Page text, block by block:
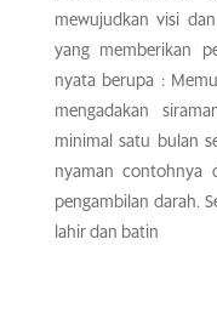
mewujudkan visi
yang memberikan
nyata berupa :
mengadakan
minimal satu bulan
nyaman contohnya
pengambilan darah.
lahir dan batin